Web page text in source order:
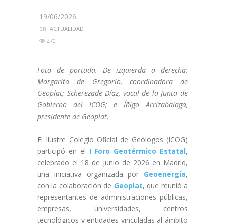
19/06/2026
en: ACTUALIDAD
270
Foto de portada. De izquierda a derecha:
Margarita de Gregorio, coordinadora de
Geoplat; Scherezade Díaz, vocal de la Junta de
Gobierno del ICOG; e Íñigo Arrizabalaga,
presidente de Geoplat.
El Ilustre Colegio Oficial de Geólogos (ICOG)
participó en el I Foro Geotérmico Estatal,
celebrado el 18 de junio de 2026 en Madrid,
una iniciativa organizada por Geoenergía,
con la colaboración de Geoplat, que reunió a
representantes de administraciones públicas,
empresas, universidades, centros
tecnológicos y entidades vinculadas al ámbito